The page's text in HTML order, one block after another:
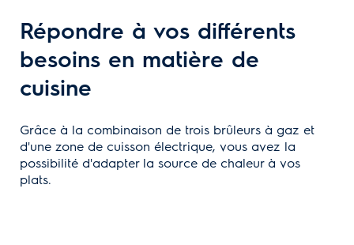
Répondre à vos différents
besoins en matière de
cuisine
Grâce à la combinaison de trois brûleurs à gaz et
d'une zone de cuisson électrique, vous avez la
possibilité d'adapter la source de chaleur à vos
plats.